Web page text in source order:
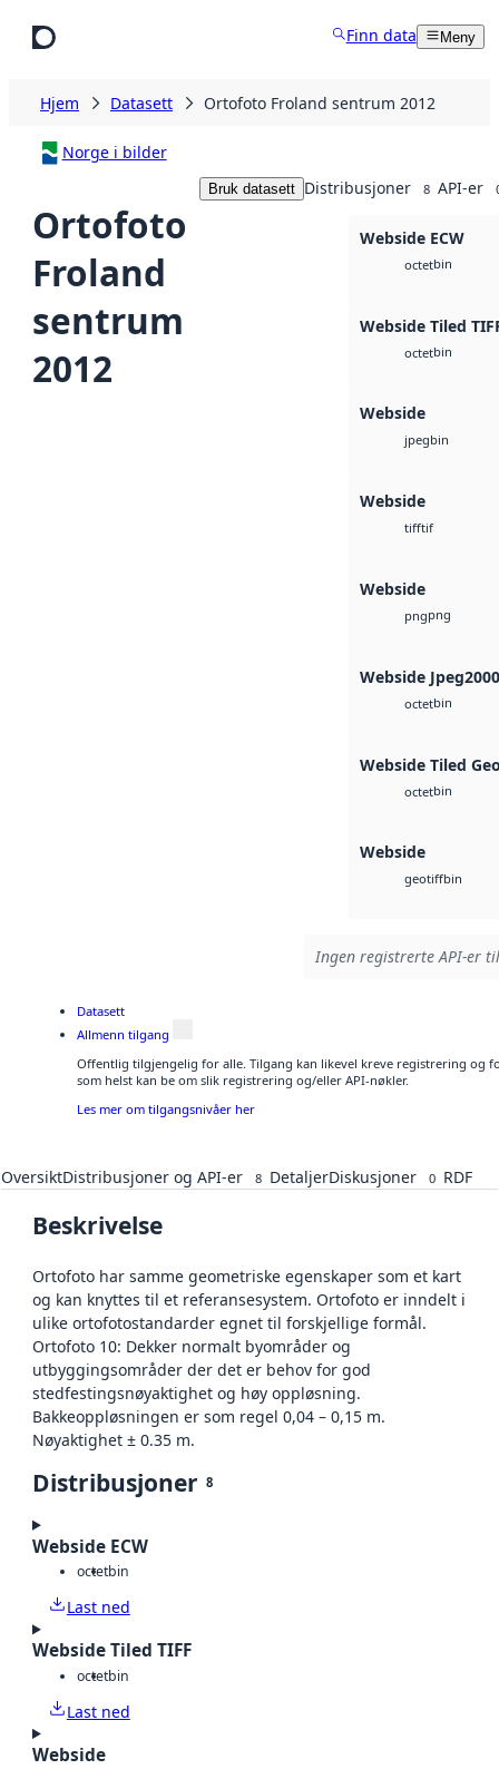
Finn data Meny
Hjem Datasett Ortofoto Froland sentrum 2012
Norge i bilder
Ortofoto
Froland
sentrum
2012
Bruk datasett Distribusjoner 8 API-er
Webside ECW
octetbin
Webside Tiled
octetbin
Webside
jpegbin
Webside
tifftif
Webside
pngpng
Webside Jpeg2000
octetbin
Webside Tiled
octetbin
Webside
geotiffbin
Ingen registrerte API-er
Datasett
Allmenn tilgang
Offentlig tilgjengelig for alle. Tilgang kan likevel kreve registrering og
som helst kan be om slik registrering og/eller API-nøkler.
Les mer om tilgangsnivåer her
OversiktDistribusjoner og API-er 8 DetaljerDiskusjoner 0 RDF
Beskrivelse
Ortofoto har samme geometriske egenskaper som et kart
og kan knyttes til et referansesystem. Ortofoto er inndelt i
ulike ortofotostandarder egnet til forskjellige formål.
Ortofoto 10: Dekker normalt byområder og
utbyggingsområder der det er behov for god
stedfestingsnøyaktighet og høy oppløsning.
Bakkeoppløsningen er som regel 0,04 – 0,15 m.
Nøyaktighet ± 0.35 m.
Distribusjoner 8
Webside ECW
octetbin
Last ned
Webside Tiled TIFF
octetbin
Last ned
Webside